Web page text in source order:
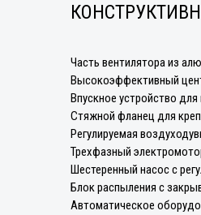
Часть вентилятора из
Высокоэффективный
Впускное устройство
Стяжной фланец для
Регулируемая
Трехфазный
Шестеренный насос с
Блок распыления с
Автоматическое